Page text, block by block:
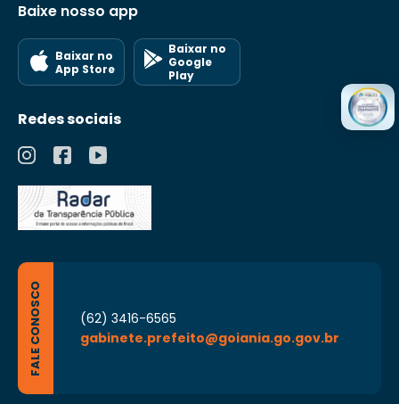
Baixe nosso app
Baixar no
App Store
Baixar no
Google
Play
Redes sociais
FALE CONOSCO
(62) 3416-6565
gabinete.prefeito@goiania.go.gov.br